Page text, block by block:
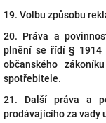
19. Volbu způsobu
20. Práva a
plnění se řídí § 1914
občanského
spotřebitele.
21. Další práva a
prodávajícího za vady